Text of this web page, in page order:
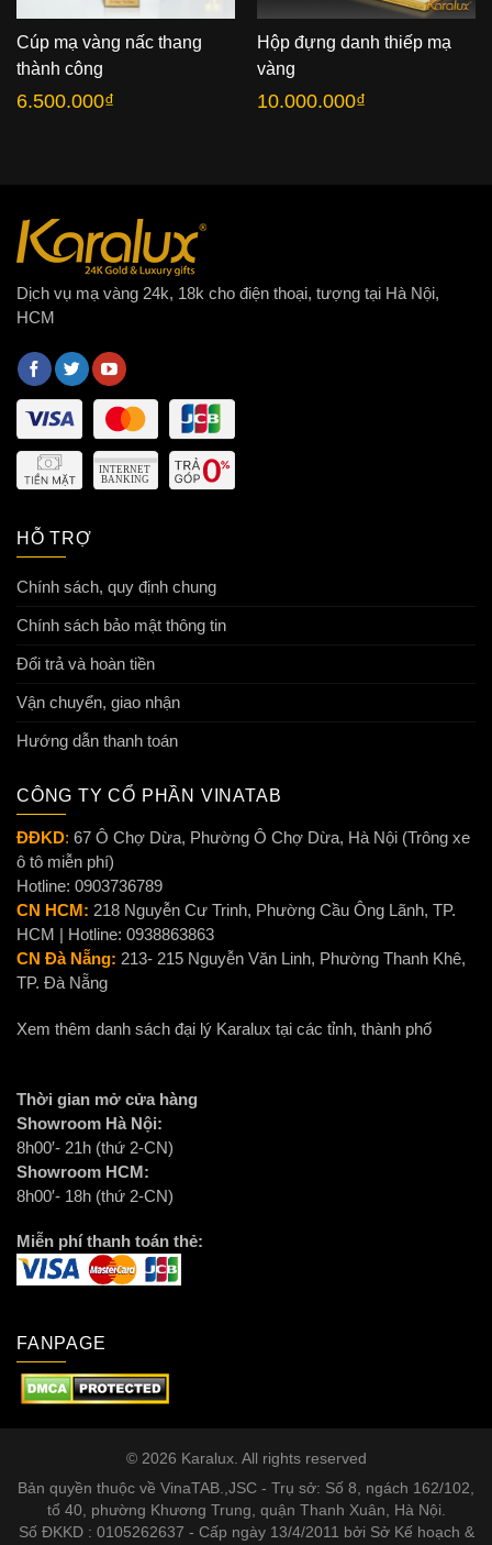
Cúp mạ vàng nấc thang
thành công
6.500.000₫
Hộp đựng danh thiếp mạ
vàng
10.000.000₫
Dịch vụ mạ vàng 24k, 18k cho điện thoại, tượng tại Hà Nội,
HCM
HỖ TRỢ
Chính sách, quy định chung
Chính sách bảo mật thông tin
Đổi trả và hoàn tiền
Vận chuyển, giao nhận
Hướng dẫn thanh toán
CÔNG TY CỔ PHẦN VINATAB
ĐĐKD: 67 Ô Chợ Dừa, Phường Ô Chợ Dừa, Hà Nội (Trông xe
ô tô miễn phí)
Hotline: 0903736789
CN HCM: 218 Nguyễn Cư Trinh, Phường Cầu Ông Lãnh, TP.
HCM | Hotline: 0938863863
CN Đà Nẵng: 213- 215 Nguyễn Văn Linh, Phường Thanh Khê,
TP. Đà Nẵng
Xem thêm danh sách đại lý Karalux tại các tỉnh, thành phố
Thời gian mở cửa hàng
Showroom Hà Nội:
8h00′- 21h (thứ 2-CN)
Showroom HCM:
8h00′- 18h (thứ 2-CN)
Miễn phí thanh toán thẻ:
FANPAGE
© 2026 Karalux. All rights reserved
Bản quyền thuộc về VinaTAB.,JSC - Trụ sở: Số 8, ngách 162/102,
tổ 40, phường Khương Trung, quận Thanh Xuân, Hà Nội.
Số ĐKKD : 0105262637 - Cấp ngày 13/4/2011 bởi Sở Kế hoạch &